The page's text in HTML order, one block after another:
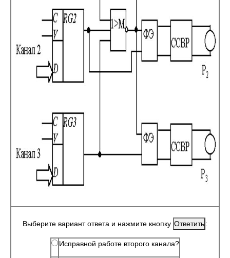
Выберите вариант ответа и нажмите кнопку :
Исправной работе второго канала?